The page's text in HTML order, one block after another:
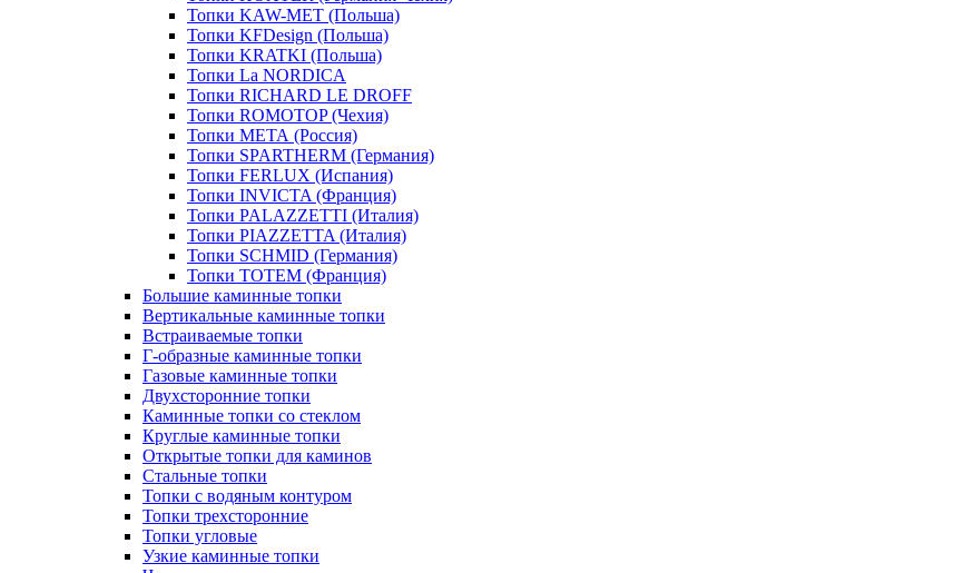
Топки KAW-MET (Польша)
Топки KFDesign (Польша)
Топки KRATKI (Польша)
Топки La NORDICA
Топки RICHARD LE DROFF
Топки ROMOTOP (Чехия)
Топки МЕТА (Россия)
Топки SPARTHERM (Германия)
Топки FERLUX (Испания)
Топки INVICTA (Франция)
Топки PALAZZETTI (Италия)
Топки PIAZZETTA (Италия)
Топки SCHMID (Германия)
Топки TOTEM (Франция)
Большие каминные топки
Вертикальные каминные топки
Встраиваемые топки
Г-образные каминные топки
Газовые каминные топки
Двухсторонние топки
Каминные топки со стеклом
Круглые каминные топки
Открытые топки для каминов
Стальные топки
Топки с водяным контуром
Топки трехсторонние
Топки угловые
Узкие каминные топки